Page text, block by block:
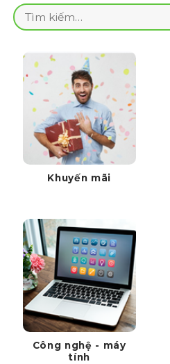
Tìm
kiếm:
Khuyến mãi
Công nghệ - máy
tính